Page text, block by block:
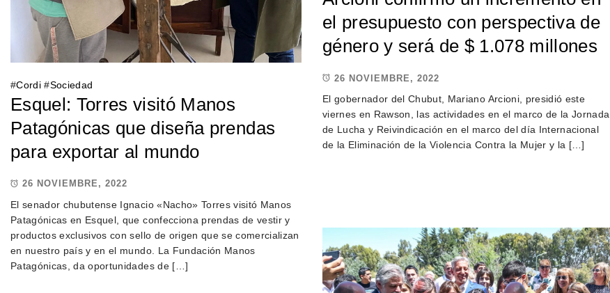
#Cordi #Sociedad
Esquel: Torres visitó Manos
Patagónicas que diseña prendas
para exportar al mundo
26 NOVIEMBRE, 2022
El senador chubutense Ignacio «Nacho» Torres visitó Manos
Patagónicas en Esquel, que confecciona prendas de vestir y
productos exclusivos con sello de origen que se comercializan
en nuestro país y en el mundo. La Fundación Manos
Patagónicas, da oportunidades de […]
el presupuesto con perspectiva de
género y será de $ 1.078 millones
26 NOVIEMBRE, 2022
El gobernador del Chubut, Mariano Arcioni, presidió este
viernes en Rawson, las actividades en el marco de la Jornada
de Lucha y Reivindicación en el marco del día Internacional
de la Eliminación de la Violencia Contra la Mujer y la […]